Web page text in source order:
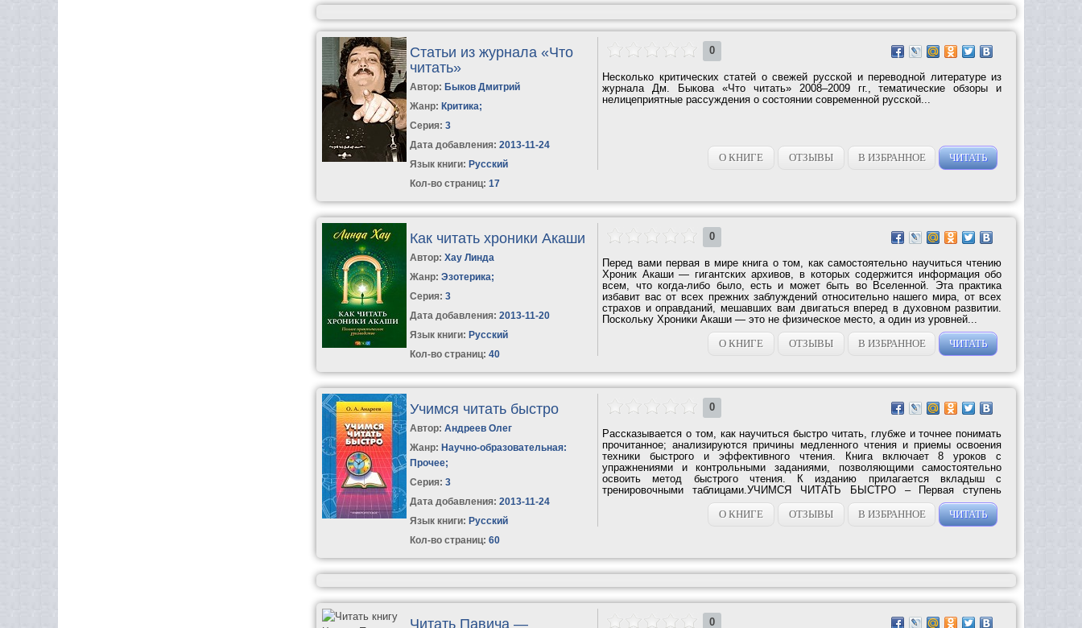
Статьи из журнала «Что
читать»
Автор: Быков Дмитрий
Жанр: Критика;
Серия:3
Дата добавления: 2013-11-24
Язык книги: Русский
Кол-во страниц: 17
0
Несколько критических статей о свежей русской и переводной литературе из
журнала Дм. Быкова «Что читать» 2008–2009 гг., тематические обзоры и
нелицеприятные рассуждения о состоянии современной русской...
О КНИГЕ ОТЗЫВЫ В ИЗБРАННОЕ ЧИТАТЬ
Как читать хроники Акаши
Автор:Хау Линда
Жанр: Эзотерика;
Серия:3
Дата добавления: 2013-11-20
Язык книги: Русский
Кол-во страниц: 40
0
Перед вами первая в мире книга о том, как самостоятельно научиться чтению
Хроник Акаши — гигантских архивов, в которых содержится информация обо
всем, что когда-либо было, есть и может быть во Вселенной. Эта практика
избавит вас от всех прежних заблуждений относительно нашего мира, от всех
страхов и оправданий, мешавших вам двигаться вперед в духовном развитии.
Поскольку Хроники Акаши — это не физическое место, а один из уровней...
О КНИГЕ
ОТЗЫВЫ В ИЗБРАННОЕ ЧИТАТЬ
Учимся читать быстро
Автор:Андреев Олег
Жанр: Научно-образовательная:
Прочее;
Серия:3
Дата добавления: 2013-11-24
Язык книги: Русский
Кол-во страниц: 60
0
Рассказывается о том, как научиться быстро читать, глубже и точнее понимать
прочитанное; анализируются причины медленного чтения и приемы освоения
техники быстрого и эффективного чтения. Книга включает 8 уроков с
упражнениями и контрольными заданиями, позволяющими самостоятельно
освоить метод быстрого чтения. К изданию прилагается вкладыш с
тренировочными таблицами.УЧИМСЯ ЧИТАТЬ БЫСТРО – Первая ступень
обучения в Школе Олега...
О КНИГЕ
ОТЗЫВЫ В ИЗБРАННОЕ ЧИТАТЬ
Читать Павича — 0